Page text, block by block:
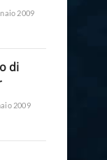
2009
di
2009